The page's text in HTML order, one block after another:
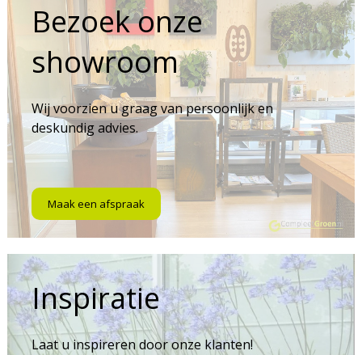
Bezoek onze
showroom
Wij voorzien u graag van persoonlijk en
deskundig advies.
Maak een afspraak
Inspiratie
Laat u inspireren door onze klanten!